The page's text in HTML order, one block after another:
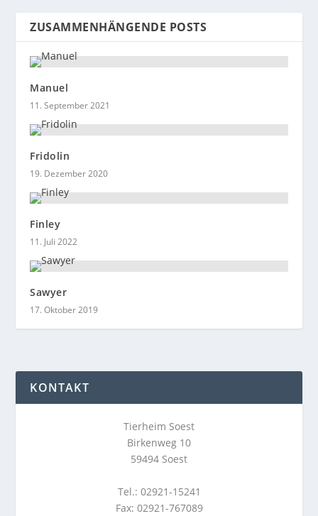
ZUSAMMENHÄNGENDE POSTS
Manuel
11. September 2021
Fridolin
19. Dezember 2020
Finley
11. Juli 2022
Sawyer
17. Oktober 2019
KONTAKT
Tierheim Soest
Birkenweg 10
59494 Soest
Tel.: 02921-15241
Fax: 02921-767089